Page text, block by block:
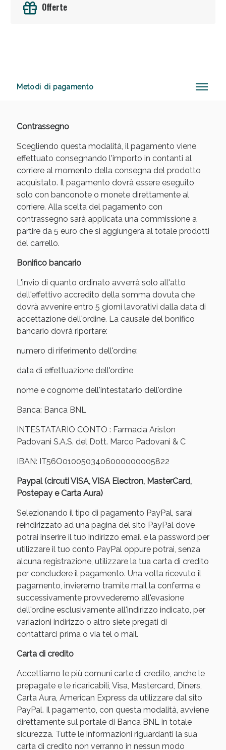
Offerte
Metodi di pagamento
Contrassegno
Scegliendo questa modalità, il pagamento viene
effettuato consegnando l'importo in contanti al
corriere al momento della consegna del prodotto
acquistato. Il pagamento dovrà essere eseguito
solo con banconote o monete direttamente al
corriere. Alla scelta del pagamento con
contrassegno sarà applicata una commissione a
partire da 5 euro che si aggiungerà al totale prodotti
del carrello.
Bonifico bancario
L'invio di quanto ordinato avverrà solo all'atto
dell'effettivo accredito della somma dovuta che
dovrà avvenire entro 5 giorni lavorativi dalla data di
accettazione dell'ordine. La causale del bonifico
bancario dovrà riportare:
numero di riferimento dell'ordine:
data di effettuazione dell'ordine
nome e cognome dell'intestatario dell'ordine
Banca: Banca BNL
INTESTATARIO CONTO : Farmacia Ariston
Padovani S.A.S. del Dott. Marco Padovani & C
IBAN: IT56O0100503406000000005822
Paypal (circuti VISA, VISA Electron, MasterCard,
Postepay e Carta Aura)
Selezionando il tipo di pagamento PayPal, sarai
reindirizzato ad una pagina del sito PayPal dove
potrai inserire il tuo indirizzo email e la password per
utilizzare il tuo conto PayPal oppure potrai, senza
alcuna registrazione, utilizzare la tua carta di credito
per concludere il pagamento. Una volta ricevuto il
pagamento, invieremo tramite mail la conferma e
successivamente provvederemo all'evasione
dell'ordine esclusivamente all'indirizzo indicato, per
variazioni indirizzo o altro siete pregati di
contattarci prima o via tel o mail.
Carta di credito
Accettiamo le più comuni carte di credito, anche le
prepagate e le ricaricabili, Visa, Mastercard, Diners,
Carta Aura, American Express da utilizzare dal sito
PayPal. Il pagamento, con questa modalità, avviene
direttamente sul portale di Banca BNL in totale
sicurezza. Tutte le informazioni riguardanti la sua
carta di credito non verranno in nessun modo
Sconto fino al 55% disponibile oggi!
Vie Urinarie e Prostata: Sconti fino al 45% oggi!
Benessere Intestinale: Sconto fino al 55% valido